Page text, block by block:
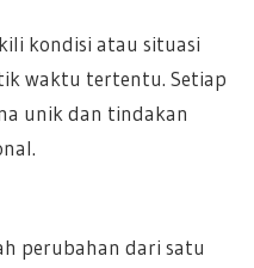
kondisi atau situasi
waktu tertentu. Setiap
unik dan tindakan
perubahan dari satu